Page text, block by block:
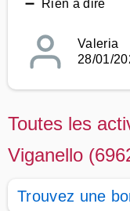
➖ Rien à dire
Valeria
28/01/
Toutes les
Viganello
Trouvez une